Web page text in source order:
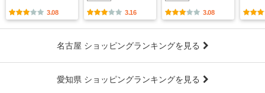
3.08 3.16 3.08
名古屋 ショッピングランキングを見る
愛知県 ショッピングランキングを見る